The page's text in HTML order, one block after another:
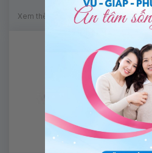
Xem thêm